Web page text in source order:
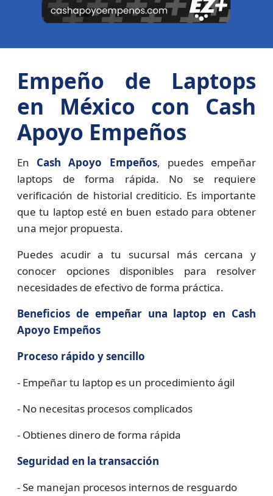
Empeño de Laptops
en México con Cash
Apoyo Empeños
En Cash Apoyo Empeños, puedes empeñar
laptops de forma rápida. No se requiere
verificación de historial crediticio. Es importante
que tu laptop esté en buen estado para obtener
una mejor propuesta.
Puedes acudir a tu sucursal más cercana y
conocer opciones disponibles para resolver
necesidades de efectivo de forma práctica.
Beneficios de empeñar una laptop en Cash
Apoyo Empeños
Proceso rápido y sencillo
- Empeñar tu laptop es un procedimiento ágil
- No necesitas procesos complicados
- Obtienes dinero de forma rápida
Seguridad en la transacción
- Se manejan procesos internos de resguardo